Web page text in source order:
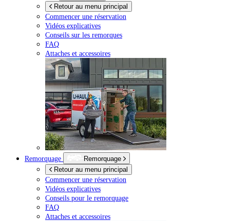
Retour au menu principal
Commencer une réservation
Vidéos explicatives
Conseils sur les remorques
FAQ
Attaches et accessoires
Remorquage
Remorquage
Retour au menu principal
Commencer une réservation
Vidéos explicatives
Conseils pour le remorquage
FAQ
Attaches et accessoires